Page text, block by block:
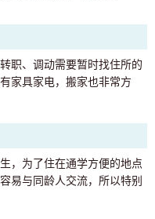
职、调动需要暂时找住所的
家具家电，搬家也非常方
，为了住在通学方便的地点
易与同龄人交流，所以特别